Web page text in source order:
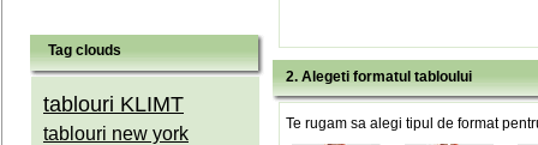
Tag clouds
tablouri KLIMT
tablouri new york
2. Alegeti formatul tabloului
Te rugam sa alegi tipul de format